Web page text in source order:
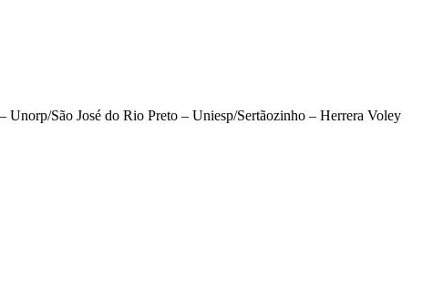
São José do Rio Preto – Uniesp/Sertãozinho – Herrera Voley